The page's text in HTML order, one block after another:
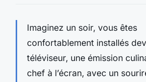
Imaginez un soir, vous êtes
confortablement installés
téléviseur, une émission
chef à l’écran, avec un